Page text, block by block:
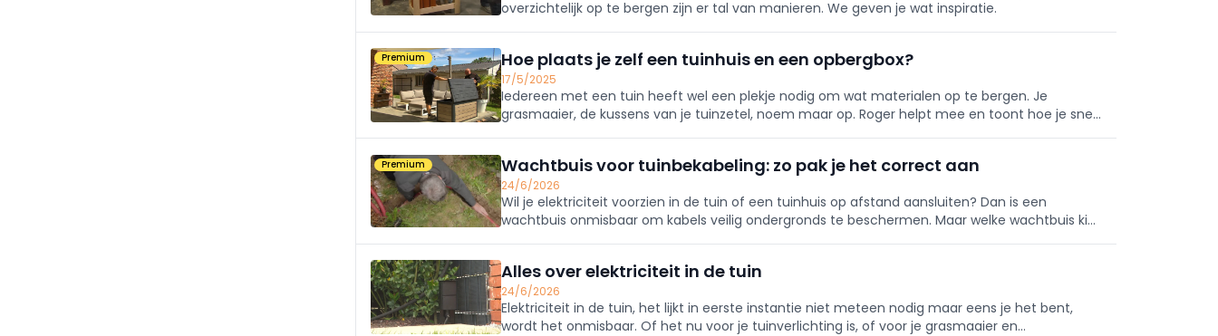
overzichtelijk op te bergen zijn er tal van manieren. We geven je wat inspiratie.
Premium Hoe plaats je zelf een tuinhuis en een opbergbox?
17/5/2025
Iedereen met een tuin heeft wel een plekje nodig om wat materialen op te bergen. Je
grasmaaier, de kussens van je tuinzetel, noem maar op. Roger helpt mee en toont hoe je snel
Premium Wachtbuis voor tuinbekabeling: zo pak je het correct aan
24/6/2026
Wil je elektriciteit voorzien in de tuin of een tuinhuis op afstand aansluiten? Dan is een
wachtbuis onmisbaar om kabels veilig ondergronds te beschermen. Maar welke wachtbuis kies
Alles over elektriciteit in de tuin
24/6/2026
Elektriciteit in de tuin, het lijkt in eerste instantie niet meteen nodig maar eens je het bent,
wordt het onmisbaar. Of het nu voor je tuinverlichting is, of voor je grasmaaier en